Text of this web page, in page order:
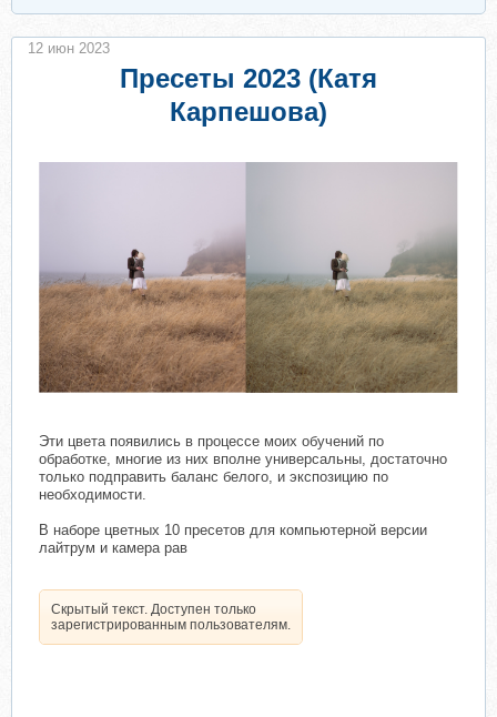
Пресеты 2023 (Катя
Карпешова)
Эти цвета появились в процессе моих обучений по
обработке, многие из них вполне универсальны, достаточно
только подправить баланс белого, и экспозицию по
необходимости.
В наборе цветных 10 пресетов для компьютерной версии
лайтрум и камера рав
Скрытый текст. Доступен только
зарегистрированным пользователям.
12 июн 2023